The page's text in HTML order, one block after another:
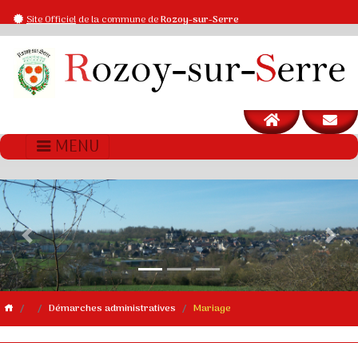
Site Officielde la commune deRozoy-sur-Serre
MENU
Previous Next
Démarches administratives Mariage